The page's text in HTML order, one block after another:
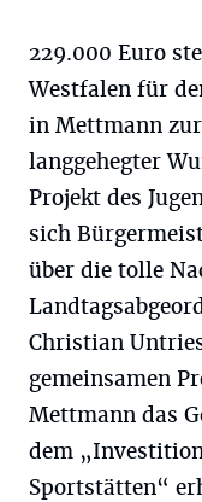
229.000 Euro
Westfalen für
in Mettmann
langgehegter
Projekt des
sich
über die tolle
Christian
gemeinsamen
Mettmann das
dem
Sportstätten“